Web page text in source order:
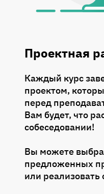
Тема 13:
Типы
Тема 14:
Тема 15:
Обработчики
Тема 16:
Option
Тема 12:
Тема 13: Q&A
Проектная
Каждый курс
проектом,
перед
Вам будет, что
собеседовании!
Вы можете
предложенных
или